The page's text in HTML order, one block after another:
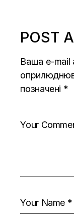
POST
Ваша e-mail
позначені *